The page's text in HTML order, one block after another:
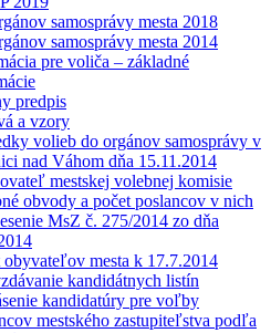
samosprávy mesta 2018
samosprávy mesta 2014
pre voliča – základné
predpis
a vzory
volieb do orgánov samosprávy v
nad Váhom dňa 15.11.2014
mestskej volebnej komisie
obvody a počet poslancov v nich
MsZ č. 275/2014 zo dňa
obyvateľov mesta k 17.7.2014
kandidátnych listín
kandidatúry pre voľby
mestského zastupiteľstva podľa